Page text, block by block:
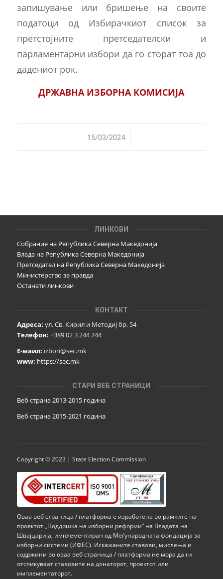
запишување или бришење на своите
податоци од Избирачкиот список за
претстојните претседателски и
парламентарни избори да го сторат тоа до
дадениот рок.
ДРЖАВНА ИЗБОРНА КОМИСИЈА
15/03/2024
/
ЛИНКОВИ
Собрание на Република Северна Македонија
Влада на Република Северна Македонија
Претседател на Република Северна Македонија
Министерство за правда
Останати линкови
КОНТАКТ
Адреса: ул. Св. Кирил и Методиј бр. 54
Телефон: +389 02 3 244 744
Е-маил: izbori@sec.mk
www: https://sec.mk
СТАРИ ВЕБ СТРАНИЦИ
Веб страна 2013-2015 година
Веб страна 2015-2021 година
Copyright © 2023 | State Election Commission
Оваа веб страница / платформа е изработена во рамките на
проектот „Поддршка на изборни реформи” на Владата на
Швајцарија, имплементиран од Меѓународната фондација за
изборни системи (ИФЕС). Искажаните ставови, мислења и
содржини во оваа веб страница / платформа не мора да ги
отсликуваат ставовите на донаторот, проектот или
имплементаторот.